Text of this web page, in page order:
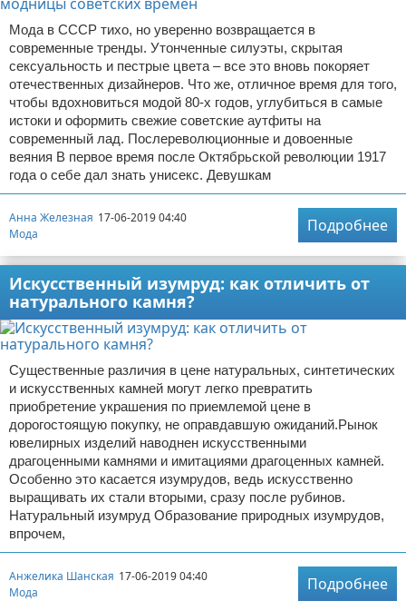
Мода в СССР тихо, но уверенно возвращается в
современные тренды. Утонченные силуэты, скрытая
сексуальность и пестрые цвета – все это вновь покоряет
отечественных дизайнеров. Что же, отличное время для того,
чтобы вдохновиться модой 80-х годов, углубиться в самые
истоки и оформить свежие советские аутфиты на
современный лад. Послереволюционные и довоенные
веяния В первое время после Октябрьской революции 1917
года о себе дал знать унисекс. Девушкам
Анна Железная 17-06-2019 04:40
Мода
Подробнее
Искусственный изумруд: как отличить от
натурального камня?
Существенные различия в цене натуральных, синтетических
и искусственных камней могут легко превратить
приобретение украшения по приемлемой цене в
дорогостоящую покупку, не оправдавшую ожиданий.Рынок
ювелирных изделий наводнен искусственными
драгоценными камнями и имитациями драгоценных камней.
Особенно это касается изумрудов, ведь искусственно
выращивать их стали вторыми, сразу после рубинов.
Натуральный изумруд Образование природных изумрудов,
впрочем,
Анжелика Шанская 17-06-2019 04:40
Мода
Подробнее